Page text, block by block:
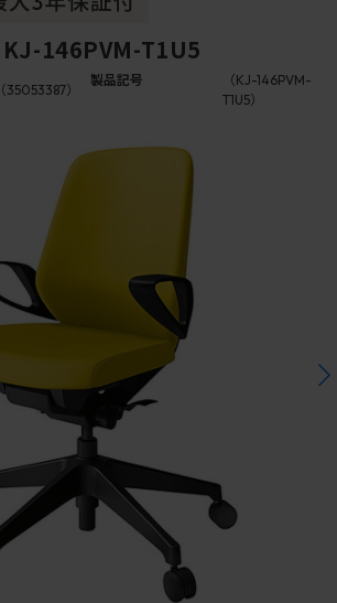
KJ-146PVM-T1U5
（35053387）
製品記号
（KJ-146PVM-
T1U5）